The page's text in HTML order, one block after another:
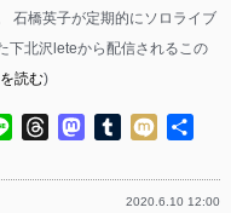
石橋英子が定期的にソロライブ
下北沢leteから配信されるこの
読む)
Line ThreadsMastodon
Tumblr
Mixi
2020.6.10 12:00